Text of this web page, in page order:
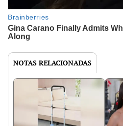
NOTAS RELACIONADAS